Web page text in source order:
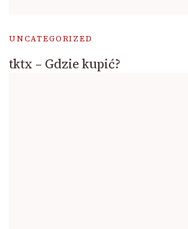
UNCATEGORIZED
tktx – Gdzie kupić?